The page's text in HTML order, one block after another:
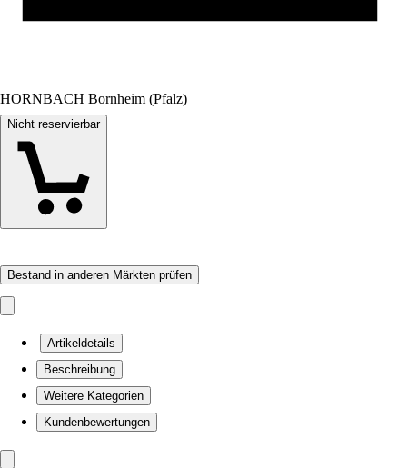
HORNBACH Bornheim (Pfalz)
Nicht reservierbar
Bestand in anderen Märkten prüfen
Artikeldetails
Beschreibung
Weitere Kategorien
Kundenbewertungen